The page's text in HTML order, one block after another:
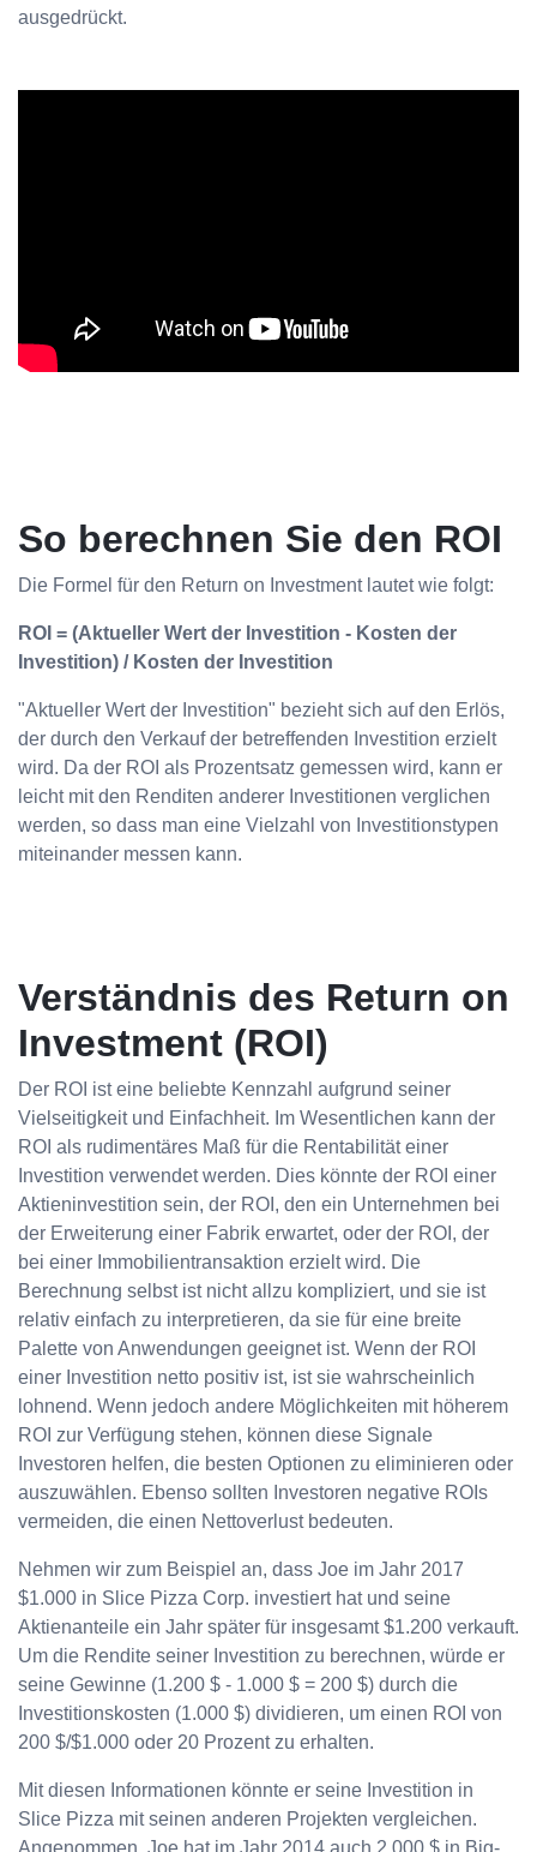
ausgedrückt.
So berechnen Sie den ROI
Die Formel für den Return on Investment lautet wie folgt:
ROI = (Aktueller Wert der Investition - Kosten der
Investition) / Kosten der Investition
"Aktueller Wert der Investition" bezieht sich auf den Erlös,
der durch den Verkauf der betreffenden Investition erzielt
wird. Da der ROI als Prozentsatz gemessen wird, kann er
leicht mit den Renditen anderer Investitionen verglichen
werden, so dass man eine Vielzahl von Investitionstypen
miteinander messen kann.
Verständnis des Return on
Investment (ROI)
Der ROI ist eine beliebte Kennzahl aufgrund seiner
Vielseitigkeit und Einfachheit. Im Wesentlichen kann der
ROI als rudimentäres Maß für die Rentabilität einer
Investition verwendet werden. Dies könnte der ROI einer
Aktieninvestition sein, der ROI, den ein Unternehmen bei
der Erweiterung einer Fabrik erwartet, oder der ROI, der
bei einer Immobilientransaktion erzielt wird. Die
Berechnung selbst ist nicht allzu kompliziert, und sie ist
relativ einfach zu interpretieren, da sie für eine breite
Palette von Anwendungen geeignet ist. Wenn der ROI
einer Investition netto positiv ist, ist sie wahrscheinlich
lohnend. Wenn jedoch andere Möglichkeiten mit höherem
ROI zur Verfügung stehen, können diese Signale
Investoren helfen, die besten Optionen zu eliminieren oder
auszuwählen. Ebenso sollten Investoren negative ROIs
vermeiden, die einen Nettoverlust bedeuten.
Nehmen wir zum Beispiel an, dass Joe im Jahr 2017
$1.000 in Slice Pizza Corp. investiert hat und seine
Aktienanteile ein Jahr später für insgesamt $1.200 verkauft.
Um die Rendite seiner Investition zu berechnen, würde er
seine Gewinne (1.200 $ - 1.000 $ = 200 $) durch die
Investitionskosten (1.000 $) dividieren, um einen ROI von
200 $/$1.000 oder 20 Prozent zu erhalten.
Mit diesen Informationen könnte er seine Investition in
Slice Pizza mit seinen anderen Projekten vergleichen.